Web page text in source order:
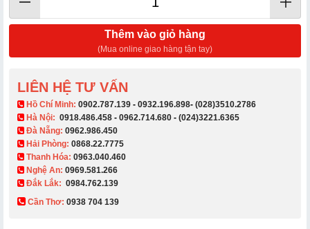
Thêm vào giỏ hàng
(Mua online giao hàng tận tay)
LIÊN HỆ TƯ VẤN
​ Hồ Chí Minh: 0902.787.139 - 0932.196.898- (028)3510.2786
Hà Nội: 0918.486.458 - 0962.714.680 - (024)3221.6365
Đà Nẵng: 0962.986.450
Hải Phòng: 0868.22.7775
Thanh Hóa: 0963.040.460
Nghệ An: 0969.581.266
Đắk Lắk: 0984.762.139
Cần Thơ: 0938 704 139​